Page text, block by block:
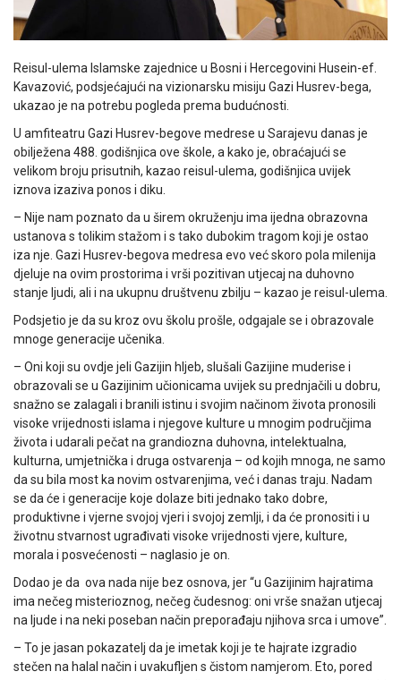
Reisul-ulema Islamske zajednice u Bosni i Hercegovini Husein-ef.
Kavazović, podsjećajući na vizionarsku misiju Gazi Husrev-bega,
ukazao je na potrebu pogleda prema budućnosti.
U amfiteatru Gazi Husrev-begove medrese u Sarajevu danas je
obilježena 488. godišnjica ove škole, a kako je, obraćajući se
velikom broju prisutnih, kazao reisul-ulema, godišnjica uvijek
iznova izaziva ponos i diku.
– Nije nam poznato da u širem okruženju ima ijedna obrazovna
ustanova s tolikim stažom i s tako dubokim tragom koji je ostao
iza nje. Gazi Husrev-begova medresa evo već skoro pola milenija
djeluje na ovim prostorima i vrši pozitivan utjecaj na duhovno
stanje ljudi, ali i na ukupnu društvenu zbilju – kazao je reisul-ulema.
Podsjetio je da su kroz ovu školu prošle, odgajale se i obrazovale
mnoge generacije učenika.
– Oni koji su ovdje jeli Gazijin hljeb, slušali Gazijine muderise i
obrazovali se u Gazijinim učionicama uvijek su prednjačili u dobru,
snažno se zalagali i branili istinu i svojim načinom života pronosili
visoke vrijednosti islama i njegove kulture u mnogim područjima
života i udarali pečat na grandiozna duhovna, intelektualna,
kulturna, umjetnička i druga ostvarenja – od kojih mnoga, ne samo
da su bila most ka novim ostvarenjima, već i danas traju. Nadam
se da će i generacije koje dolaze biti jednako tako dobre,
produktivne i vjerne svojoj vjeri i svojoj zemlji, i da će pronositi i u
životnu stvarnost ugrađivati visoke vrijednosti vjere, kulture,
morala i posvećenosti – naglasio je on.
Dodao je da ova nada nije bez osnova, jer “u Gazijinim hajratima
ima nečeg misterioznog, nečeg čudesnog: oni vrše snažan utjecaj
na ljude i na neki poseban način preporađaju njihova srca i umove”.
– To je jasan pokazatelj da je imetak koji je te hajrate izgradio
stečen na halal način i uvakufljen s čistom namjerom. Eto, pored